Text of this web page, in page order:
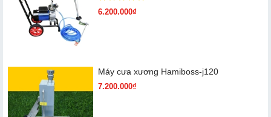
6.200.000₫
Máy cưa xương Hamiboss-j120
7.200.000₫